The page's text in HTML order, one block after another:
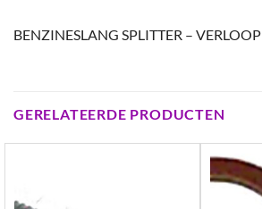
BENZINESLANG SPLITTER – VERLOOP
GERELATEERDE PRODUCTEN